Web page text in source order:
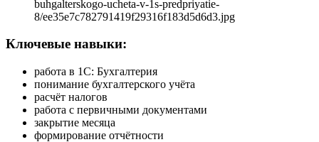
Ключевые навыки:
работа в 1С: Бухгалтерия
понимание бухгалтерского учёта
расчёт налогов
работа с первичными документами
закрытие месяца
формирование отчётности